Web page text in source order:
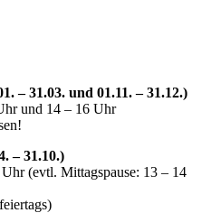
– 31.03. und 01.11. – 31.12.)
und 14 – 16 Uhr
– 31.10.)
(evtl. Mittagspause: 13 – 14